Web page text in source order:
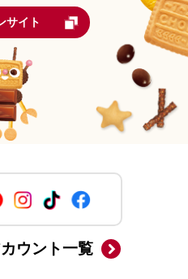
サイト
ウント一覧